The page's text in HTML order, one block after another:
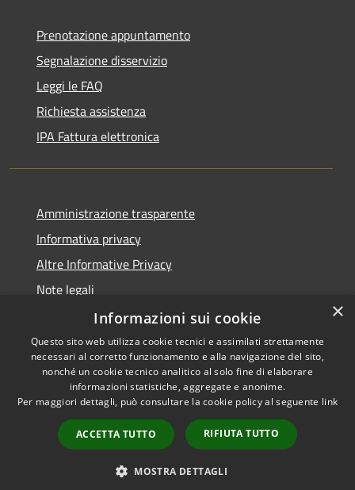
Prenotazione appuntamento
Segnalazione disservizio
Leggi le FAQ
Richiesta assistenza
IPA Fattura elettronica
Amministrazione trasparente
Informativa privacy
Altre Informative Privacy
Note legali
Dichiarazione di accessibilità
RSS
Accessibilità
Copyright © 2026 • Comune di
Municipium•
Accesso
redazione
×
Informazioni sui cookie
Questo sito web utilizza cookie tecnici e assimilati strettamente
necessari al corretto funzionamento e alla navigazione del sito,
nonché un cookie tecnico analitico al solo fine di elaborare
informazioni statistiche, aggregate e anonime.
Per maggiori dettagli, può consultare la cookie policy al seguente link
ACCETTA TUTTO RIFIUTA TUTTO
MOSTRA DETTAGLI